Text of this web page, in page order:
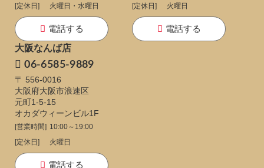
[定休日]
火曜日・水曜日
電話する
[定休日]
火曜日
電話する
大阪なんば店
06-6585-9889
〒 556-0016
大阪府大阪市浪速区
元町1-5-15
オカダウィーンビル1F
[営業時間] 10:00～19:00
[定休日]
火曜日
電話する